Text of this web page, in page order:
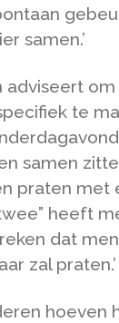
samen.’
adviseert
te
samen
praten met
heeft
dat
zal praten.’
hoeven